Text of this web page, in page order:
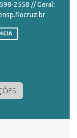
2558 // Geral: